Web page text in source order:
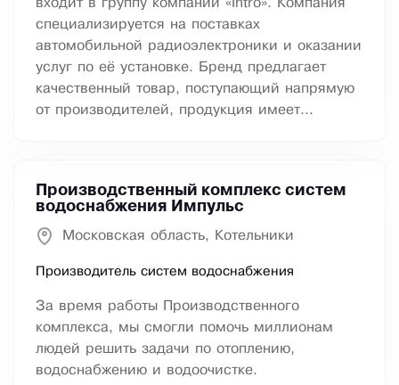
входит в группу компаний «Intro». Компания
специализируется на поставках
автомобильной радиоэлектроники и оказании
услуг по её установке. Бренд предлагает
качественный товар, поступающий напрямую
от производителей, продукция имеет...
Производственный комплекс систем
водоснабжения Импульс
Московская область, Котельники
Производитель систем водоснабжения
За время работы Производственного
комплекса, мы смогли помочь миллионам
людей решить задачи по отоплению,
водоснабжению и водоочистке.